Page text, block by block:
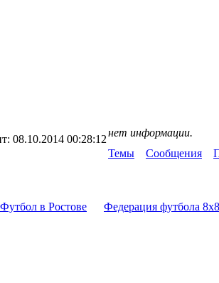
08.10.2014 00:28:12
нет информации.
Темы
Сообщения
в Ростове Федерация футбола